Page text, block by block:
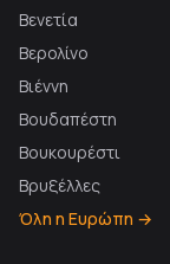
Βενετία
Βερολίνο
Βιέννη
Βουδαπέστη
Βουκουρέστι
Βρυξέλλες
Όλη η Ευρώπη →